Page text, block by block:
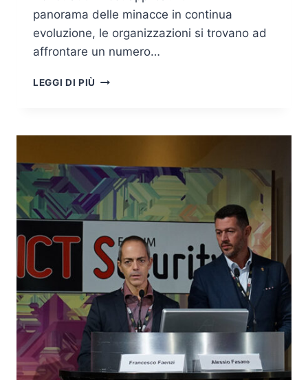
panorama delle minacce in continua
evoluzione, le organizzazioni si trovano ad
affrontare un numero…
LEGGI DI PIÙ L’IMPORTANZA
PENETRATION
APPLICATIVO